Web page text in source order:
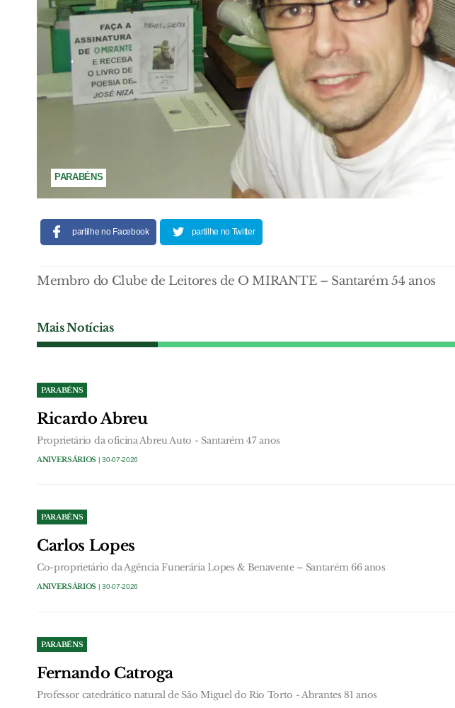
PARABÉNS
partilhe no Facebook partilhe no Twitter
Membro do Clube de Leitores de O MIRANTE – Santarém 54 anos
Mais Notícias
PARABÉNS
Ricardo Abreu
Proprietário da oficina Abreu Auto - Santarém 47 anos
ANIVERSÁRIOS | 30-07-2026
PARABÉNS
Carlos Lopes
Co-proprietário da Agência Funerária Lopes & Benavente – Santarém 66 anos
ANIVERSÁRIOS | 30-07-2026
PARABÉNS
Fernando Catroga
Professor catedrático natural de São Miguel do Rio Torto - Abrantes 81 anos